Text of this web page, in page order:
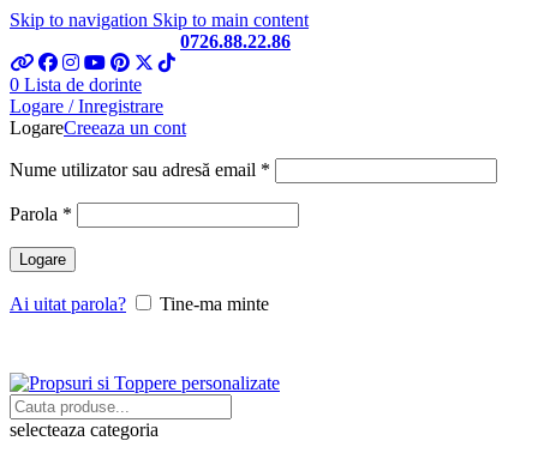
Skip to navigation Skip to main content
0726.88.22.86
0 Lista de dorinte
Logare / Inregistrare
LogareCreeaza un cont
Nume utilizator sau adresă email *
Parola *
Logare
Ai uitat parola? Tine-ma minte
selecteaza categoria